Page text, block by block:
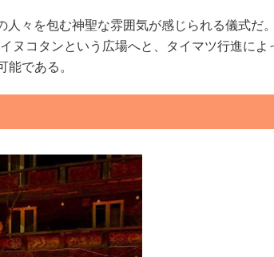
々を包む神聖な雰囲気が感じられる儀式だ
ヌコタンという広場へと、タイマツ行進によ
である。